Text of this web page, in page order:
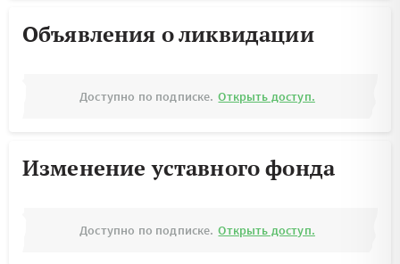
Объявления о ликвидации
Доступно по подписке. Открыть доступ.
Изменение уставного фонда
Доступно по подписке. Открыть доступ.